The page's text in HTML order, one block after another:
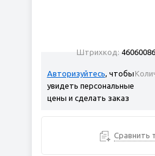
Штрихкод:
Авторизуйтесь, чтобы
увидеть персональные
цены и сделать заказ
Сравнить